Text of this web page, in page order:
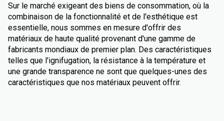
Sur le marché exigeant des biens de consommation, où la
combinaison de la fonctionnalité et de l'esthétique est
essentielle, nous sommes en mesure d'offrir des
matériaux de haute qualité provenant d'une gamme de
fabricants mondiaux de premier plan. Des caractéristiques
telles que l'ignifugation, la résistance à la température et
une grande transparence ne sont que quelques-unes des
caractéristiques que nos matériaux peuvent offrir.